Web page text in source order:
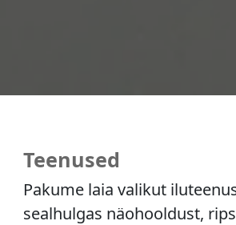
Teenused
Pakume laia valikut
sealhulgas näohooldust,